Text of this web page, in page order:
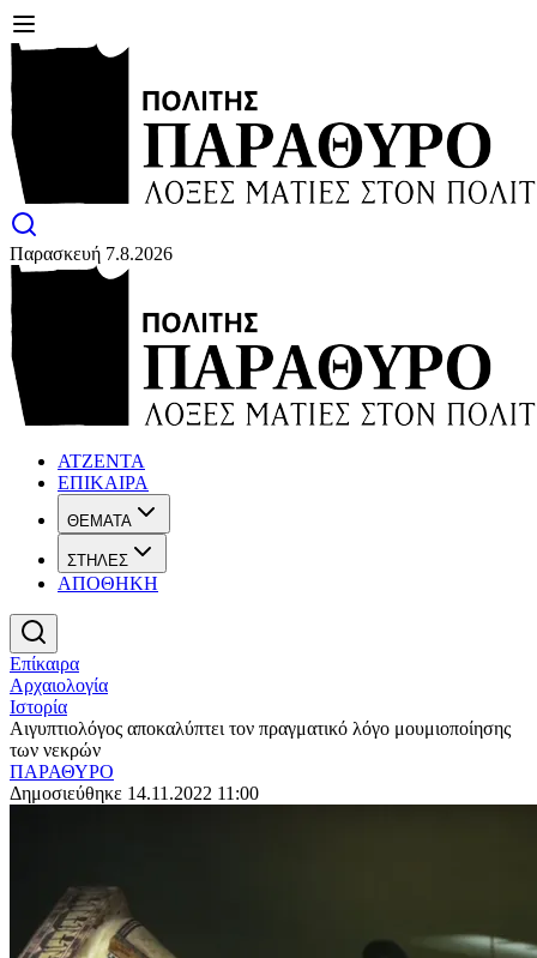
Παρασκευή 7.8.2026
ΑΤΖΕΝΤΑ
ΕΠΙΚΑΙΡΑ
ΘΕΜΑΤΑ
ΣΤΗΛΕΣ
ΑΠΟΘΗΚΗ
Επίκαιρα
Αρχαιολογία
Ιστορία
Αιγυπτιολόγος αποκαλύπτει τον πραγματικό λόγο μουμιοποίησης
των νεκρών
ΠΑΡΑΘΥΡΟ
Δημοσιεύθηκε 14.11.2022 11:00